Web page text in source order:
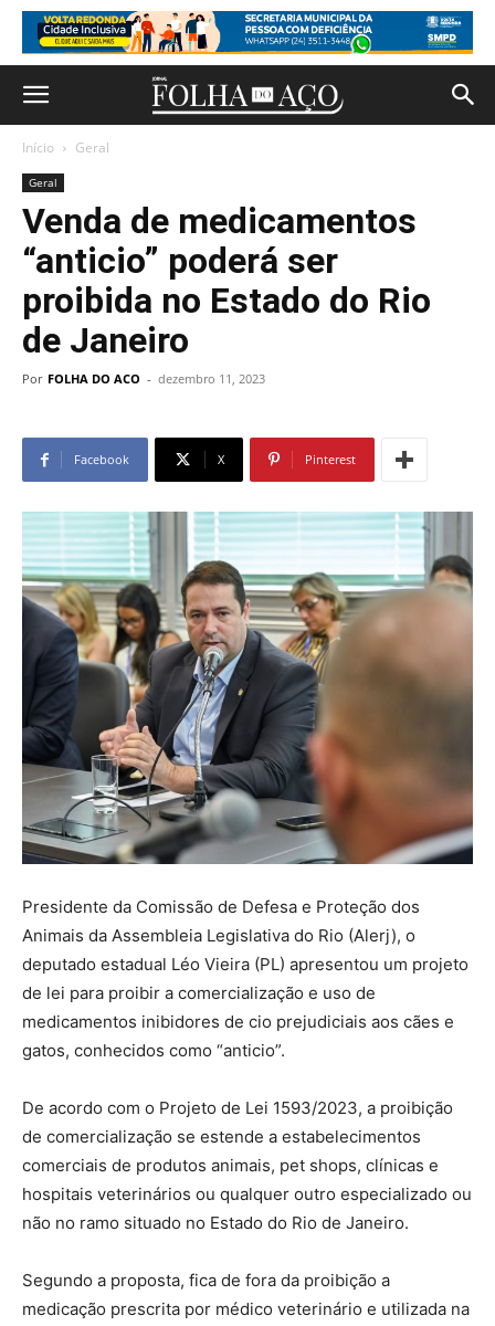
Início Geral
Geral
Venda de medicamentos
“anticio” poderá ser
proibida no Estado do Rio
de Janeiro
Por FOLHA DO ACO - dezembro 11, 2023
Facebook X Pinterest
Presidente da Comissão de Defesa e Proteção dos
Animais da Assembleia Legislativa do Rio (Alerj), o
deputado estadual Léo Vieira (PL) apresentou um projeto
de lei para proibir a comercialização e uso de
medicamentos inibidores de cio prejudiciais aos cães e
gatos, conhecidos como “anticio”.
De acordo com o Projeto de Lei 1593/2023, a proibição
de comercialização se estende a estabelecimentos
comerciais de produtos animais, pet shops, clínicas e
hospitais veterinários ou qualquer outro especializado ou
não no ramo situado no Estado do Rio de Janeiro.
Segundo a proposta, fica de fora da proibição a
medicação prescrita por médico veterinário e utilizada na